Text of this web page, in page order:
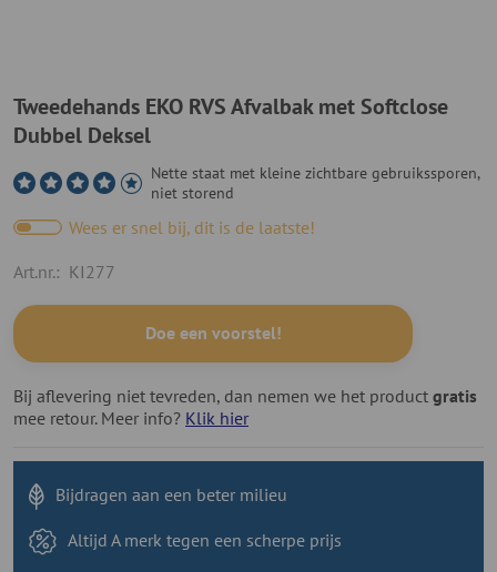
Tweedehands EKO RVS Afvalbak met Softclose
Dubbel Deksel
Nette staat met kleine zichtbare gebruikssporen,
niet storend
Wees er snel bij, dit is de laatste!
Art.nr.: KI277
Doe een voorstel!
Bij aflevering niet tevreden, dan nemen we het product gratis
mee retour. Meer info? Klik hier
Bijdragen aan een beter milieu
Altijd A merk tegen een scherpe prijs